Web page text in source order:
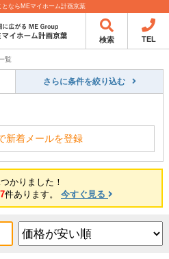
ならMEマイホーム計画京葉
検索 TEL
覧
さらに条件を絞り込む
新着メールを登録
かりました！
件あります。 今すぐ見る